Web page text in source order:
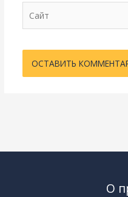
О